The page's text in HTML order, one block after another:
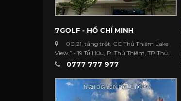
7GOLF - HỒ CHÍ MINH
00.21, tầng trệt, CC Thủ Thiêm Lake
View 1 - 19 Tố Hữu, P. Thủ Thiêm, TP Thủ
Đức ...0777 777 977